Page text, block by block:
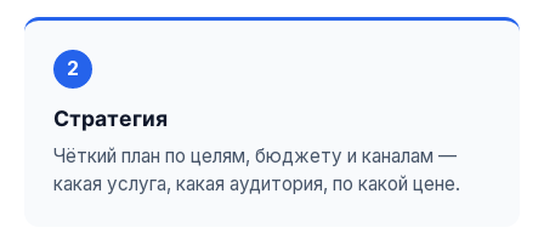
2
Стратегия
Чёткий план по целям, бюджету и каналам —
какая услуга, какая аудитория, по какой цене.